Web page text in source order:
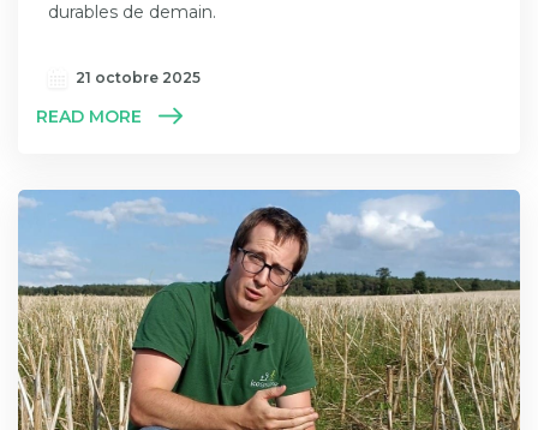
durables de demain.
21 octobre 2025
READ MORE